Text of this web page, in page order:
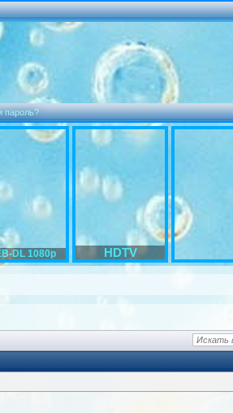
пароль?
DL 1080p HDTV